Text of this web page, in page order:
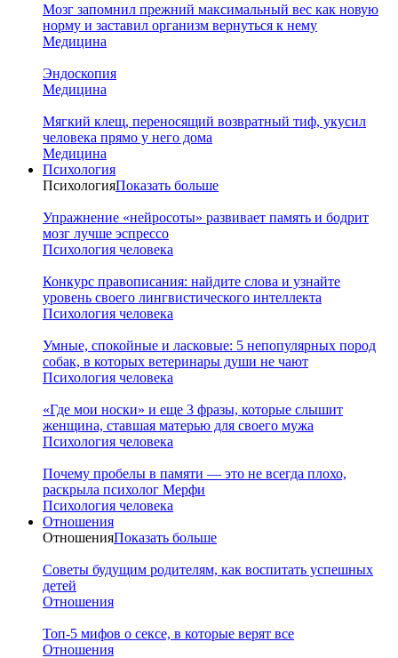
Мозг запомнил прежний максимальный вес как новую
норму и заставил организм вернуться к нему
Медицина
Эндоскопия
Медицина
Мягкий клещ, переносящий возвратный тиф, укусил
человека прямо у него дома
Медицина
Психология
ПсихологияПоказать больше
Упражнение «нейросоты» развивает память и бодрит
мозг лучше эспрессо
Психология человека
Конкурс правописания: найдите слова и узнайте
уровень своего лингвистического интеллекта
Психология человека
Умные, спокойные и ласковые: 5 непопулярных пород
собак, в которых ветеринары души не чают
Психология человека
«Где мои носки» и еще 3 фразы, которые слышит
женщина, ставшая матерью для своего мужа
Психология человека
Почему пробелы в памяти — это не всегда плохо,
раскрыла психолог Мерфи
Психология человека
Отношения
ОтношенияПоказать больше
Советы будущим родителям, как воспитать успешных
детей
Отношения
Топ-5 мифов о сексе, в которые верят все
Отношения